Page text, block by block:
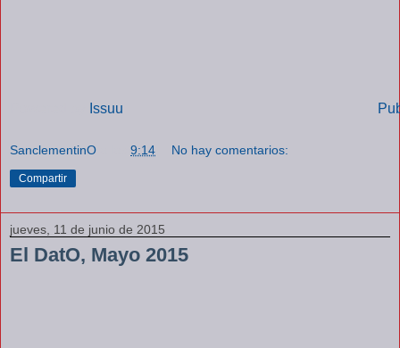
Issuu
SanclementinO 9:14 No hay comentarios:
Compartir
jueves, 11 de junio de 2015
El DatO, Mayo 2015